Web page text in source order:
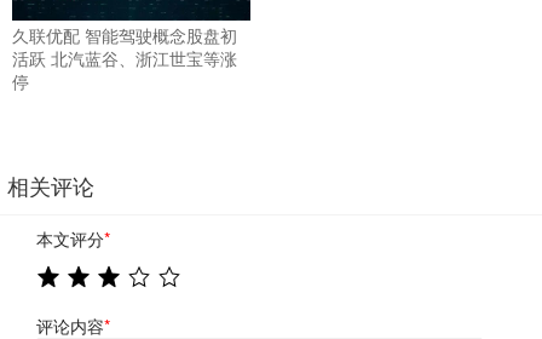
久联优配 智能驾驶概念股盘初
活跃 北汽蓝谷、浙江世宝等涨
停
相关评论
本文评分*
评论内容*